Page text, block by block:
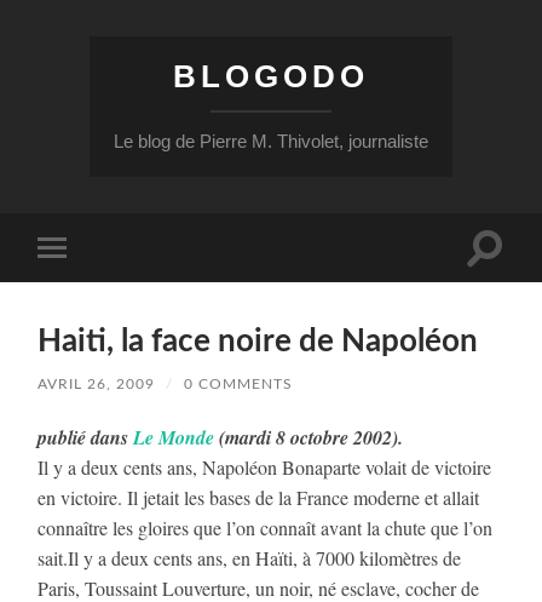
BLOGODO
Le blog de Pierre M. Thivolet, journaliste
mobile
Toggle
Haiti, la face noire de Napoléon
AVRIL 26, 2009 / 0 COMMENTS
publié dansLe Monde(mardi 8 octobre 2002).
Il y a deux cents ans, Napoléon Bonaparte volait de victoire
en victoire. Il jetait les bases de la France moderne et allait
connaître les gloires que l’on connaît avant la chute que l’on
sait.Il y a deux cents ans, en Haïti, à 7000 kilomètres de
Paris, Toussaint Louverture, un noir, né esclave, cocher de